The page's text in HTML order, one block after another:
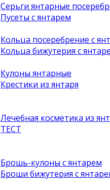
Серьги янтарные
Пусеты с янтарем
Кольца посеребрение с
Кольца бижутерия с
Кулоны янтарные
Крестики из янтаря
Лечебная косметика из
ТЕСТ
Брошь-кулоны с янтарем
Броши бижутерия с